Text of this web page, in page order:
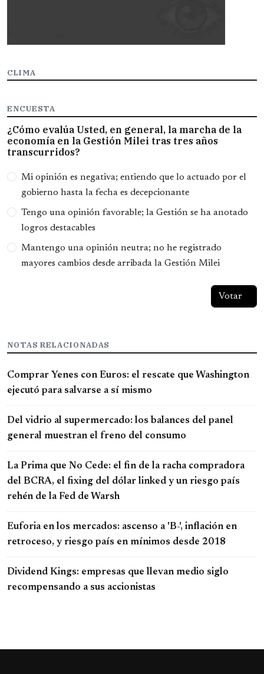
CLIMA
ENCUESTA
¿Cómo evalúa Usted, en general, la marcha de la
economía en la Gestión Milei tras tres años
transcurridos?
Opciones
Mi opinión es negativa; entiendo que lo actuado por el
gobierno hasta la fecha es decepcionante
Tengo una opinión favorable; la Gestión se ha anotado
logros destacables
Mantengo una opinión neutra; no he registrado
mayores cambios desde arribada la Gestión Milei
NOTAS RELACIONADAS
Comprar Yenes con Euros: el rescate que Washington
ejecutó para salvarse a sí mismo
Del vidrio al supermercado: los balances del panel
general muestran el freno del consumo
La Prima que No Cede: el fin de la racha compradora
del BCRA, el fixing del dólar linked y un riesgo país
rehén de la Fed de Warsh
Euforia en los mercados: ascenso a 'B-', inflación en
retroceso, y riesgo país en mínimos desde 2018
Dividend Kings: empresas que llevan medio siglo
recompensando a sus accionistas